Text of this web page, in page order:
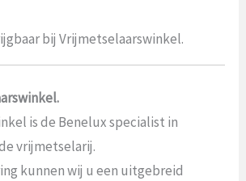
bij Vrijmetselaarswinkel.
is de Benelux specialist in
vrijmetselarij.
kunnen wij u een uitgebreid